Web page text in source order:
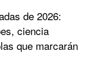
de 2026:
ciencia
que marcarán